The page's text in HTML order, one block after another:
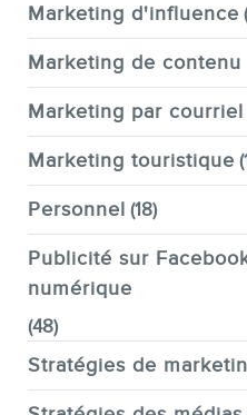
Marketing d'influence
Marketing de contenu
Marketing par
Marketing touristique
Personnel (18)
Publicité sur
numérique
(48)
Stratégies de